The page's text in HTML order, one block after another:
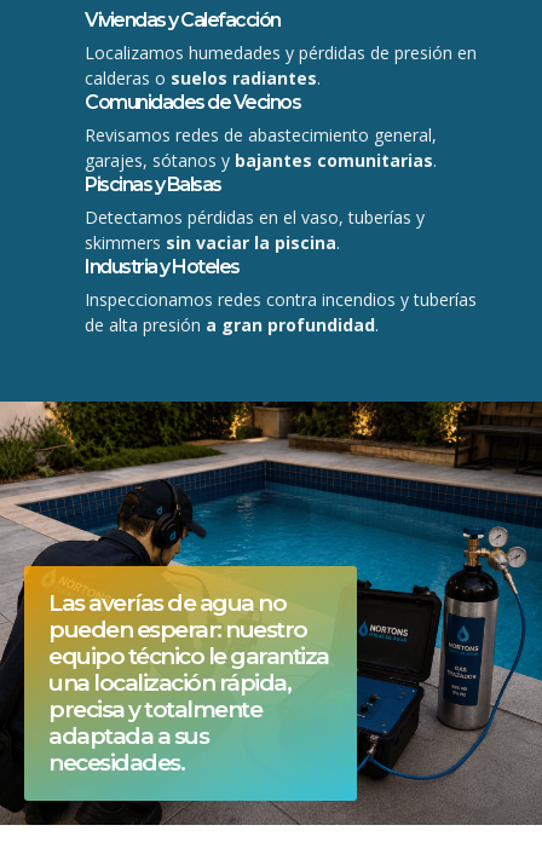
Viviendas y Calefacción
Localizamos humedades y pérdidas de presión en
calderas o suelos radiantes.
Comunidades de Vecinos
Revisamos redes de abastecimiento general,
garajes, sótanos y bajantes comunitarias.
Piscinas y Balsas
Detectamos pérdidas en el vaso, tuberías y
skimmers sin vaciar la piscina.
Industria y Hoteles
Inspeccionamos redes contra incendios y tuberías
de alta presión a gran profundidad.
Las averías de agua no
pueden esperar: nuestro
equipo técnico le garantiza
una localización rápida,
precisa y totalmente
adaptada a sus
necesidades.